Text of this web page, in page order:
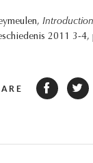
2011 3-4,